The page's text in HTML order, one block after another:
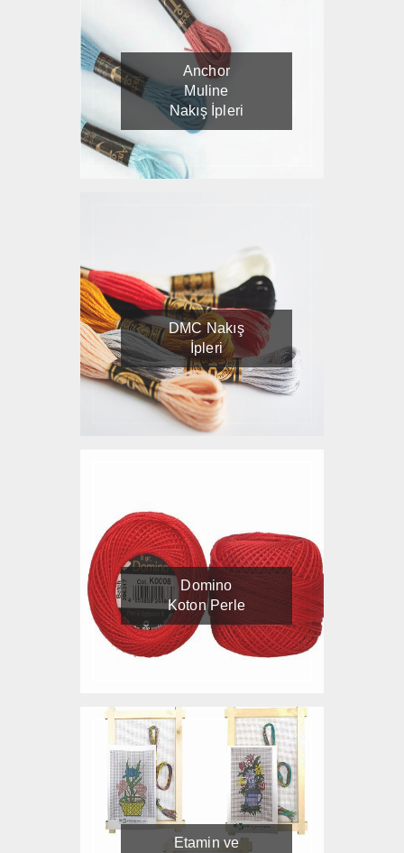
Anchor
Muline
Nakış İpleri
DMC Nakış
İpleri
Domino
Koton Perle
Etamin ve